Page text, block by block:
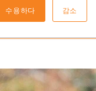
수용하다 감소
신청 방법